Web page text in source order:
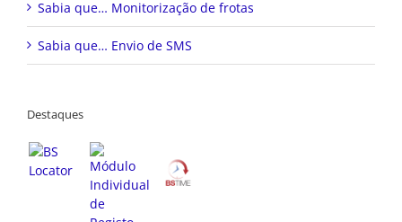
Sabia que… Monitorização de frotas
Sabia que… Envio de SMS
Destaques